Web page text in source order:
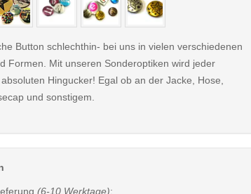
Button schlechthin- bei uns in vielen verschiedenen
Formen. Mit unseren Sonderoptiken wird jeder
Hingucker! Egal ob an der Jacke, Hose,
und sonstigem.
(6-10 Werktage):